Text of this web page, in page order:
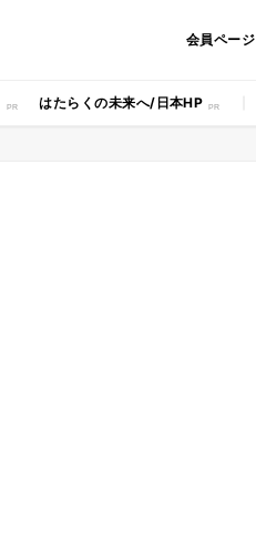
会員ページ
はたらくの未来へ/日本HP